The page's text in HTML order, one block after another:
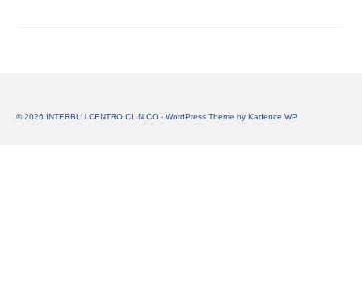
© 2026 INTERBLU CENTRO CLINICO - WordPress Theme by Kadence WP